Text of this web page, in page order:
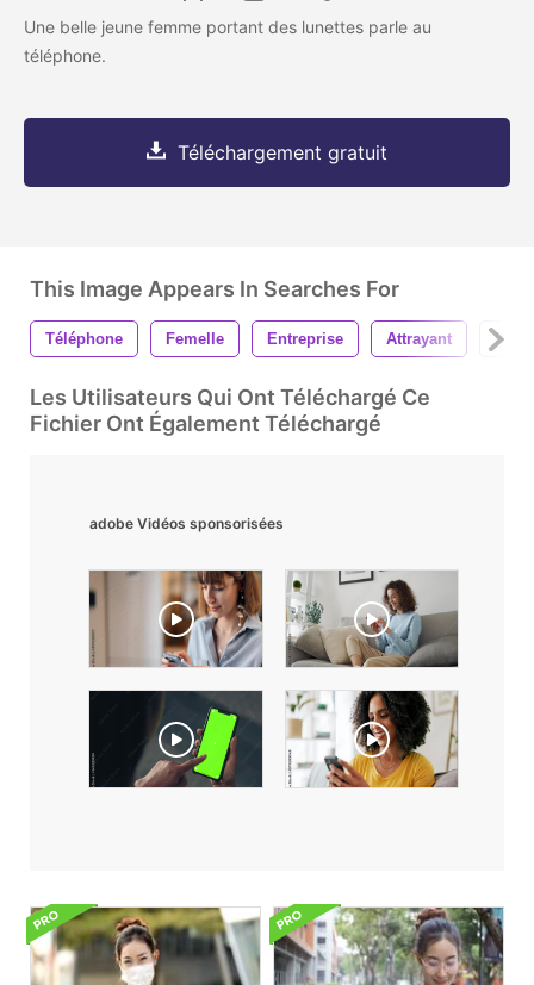
Une belle jeune femme portant des lunettes parle au
téléphone.
Téléchargement gratuit
This Image Appears In Searches For
Téléphone Femelle Entreprise Attrayant Beau
Les Utilisateurs Qui Ont Téléchargé Ce
Fichier Ont Également Téléchargé
adobe Vidéos sponsorisées